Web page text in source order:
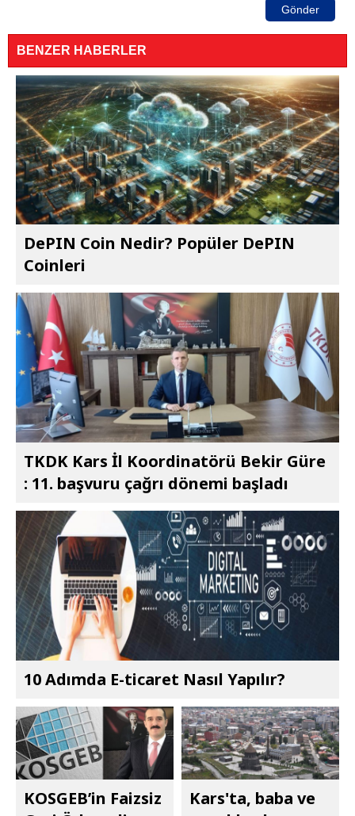
Gönder
BENZER HABERLER
DePIN Coin Nedir? Popüler DePIN
Coinleri
TKDK Kars İl Koordinatörü Bekir Güre
: 11. başvuru çağrı dönemi başladı
10 Adımda E-ticaret Nasıl Yapılır?
KOSGEB’in Faizsiz
Kars'ta, baba ve